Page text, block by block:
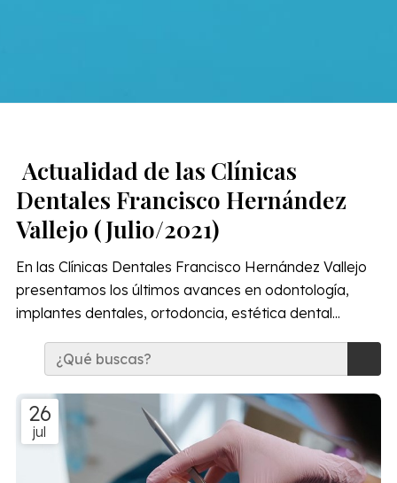
Actualidad de las Clínicas
Dentales Francisco Hernández
Vallejo (Julio/2021)
En las Clínicas Dentales Francisco Hernández Vallejo
presentamos los últimos avances en odontología,
implantes dentales, ortodoncia, estética dental...
26
jul